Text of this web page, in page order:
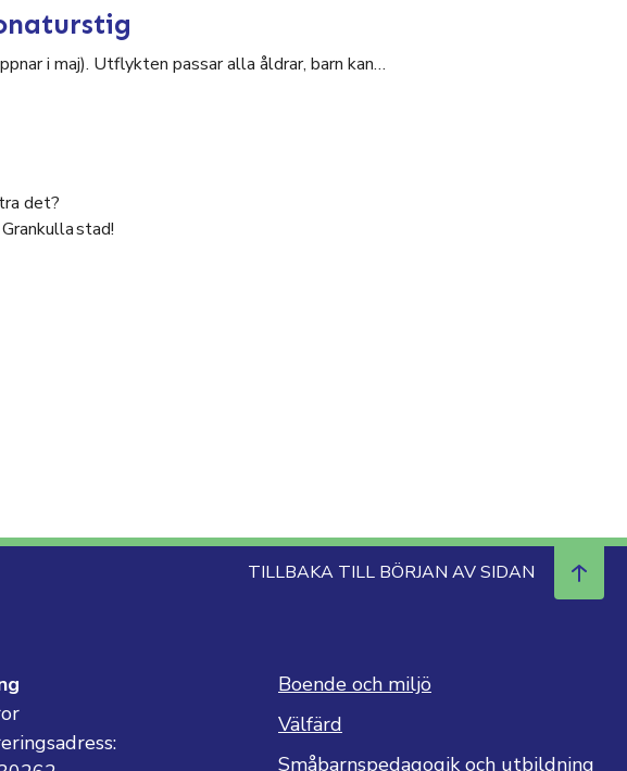
i maj). Utflykten passar alla åldrar, barn kan…
det?
stad!
TILLBAKA TILL BÖRJAN AV SIDAN
Boende och miljö
Välfärd
Småbarnspedagogik och utbildning